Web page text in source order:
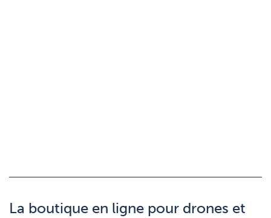
La boutique en ligne pour drones et